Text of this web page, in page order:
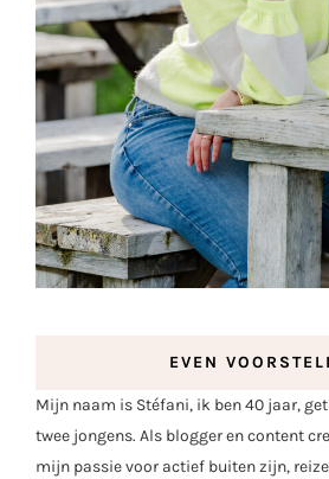
EVEN
Mijn naam is Stéfani, ik ben 40 jaar,
twee jongens. Als blogger en content
mijn passie voor actief buiten zijn,